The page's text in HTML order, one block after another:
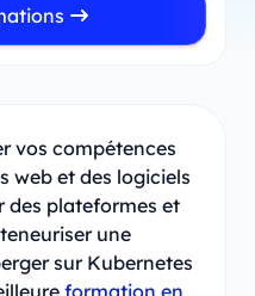
vos compétences
web et des logiciels
des plateformes et
une
sur Kubernetes
formation en